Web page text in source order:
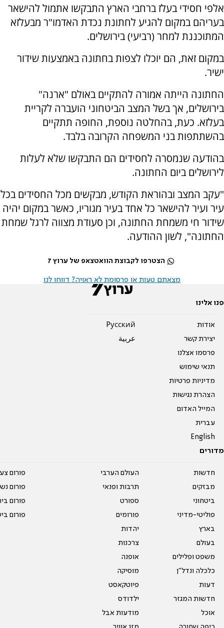
אלפי חסידי בעלז ברחבי הארץ התבקשו אתמול להישאר
בעריהם במקום להגיע לחתונת נכדת האדמו"ר מבעלזא
המתוכננת למחר (רביעי) בירושלים.
במקום זאת, הם יוכלו לצפות בחתונה באמצעות שידור
ישיר.
החתונה הייתה אמורה להתקיים באולם "ארנה"
בירושלים, אך בשל המצב הביטחוני הועברה לקריית
בעלזא. כעת, בהחלטה נוספת, החופה תתקיים
בהשתתפות בני המשפחה הקרובה בלבד.
בהודעה שנמסרה לחסידים הם התבקשו שלא לעלות
לירושלים ביום החתונה.
"עקב המצב ובהוראת הקודש, מבקשים מכל החסידים בכל
עיר ועיר להישאר כל אחד בעיר מגוריו, כאשר במקום יהיה
שידור חי משמחת החתונה, וכן סעודת מצווה לרגל שמחת
החתונה", לשון ההודעה.
הצטרפו לקבוצת הוואטצאפ של ערוץ 7
מצאתם טעות או פרסומת לא ראויה? דווחו לנו
פנו אלינו
אודות
יצירת קשר
פרסמו אצלנו
תנאי שימוש
מדיניות פרטיות
הצהרת נגישות
המייל האדום
עברית
English
Pусский
عربية
מדורים
חדשות
מבזקים
ביטחוני
פוליטי-מדיני
בארץ
בעולם
משפט ופלילים
כלכלה ונדל"ן
דעות
חדשות המגזר
אוכל
העולם הערבי
תרבות ופנאי
ספורט
פורומים
יהדות
צרכנות
אופנה
מוסיקה
פיוטקאסט
ילדודס
מודעות אבל
פורום
פורום
פורום
פורום